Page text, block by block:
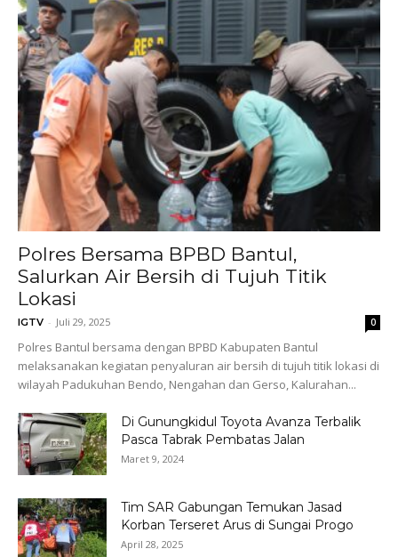
Polres Bersama BPBD Bantul,
Salurkan Air Bersih di Tujuh Titik
Lokasi
IGTV - Juli 29, 2025 0
Polres Bantul bersama dengan BPBD Kabupaten Bantul
melaksanakan kegiatan penyaluran air bersih di tujuh titik lokasi di
wilayah Padukuhan Bendo, Nengahan dan Gerso, Kalurahan...
Di Gunungkidul Toyota Avanza Terbalik
Pasca Tabrak Pembatas Jalan
Maret 9, 2024
Tim SAR Gabungan Temukan Jasad
Korban Terseret Arus di Sungai Progo
April 28, 2025